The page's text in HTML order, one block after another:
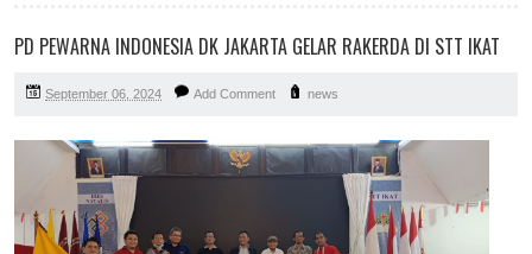
PD PEWARNA INDONESIA DK JAKARTA GELAR RAKERDA DI STT IKAT
September 06, 2024 Add Comment news